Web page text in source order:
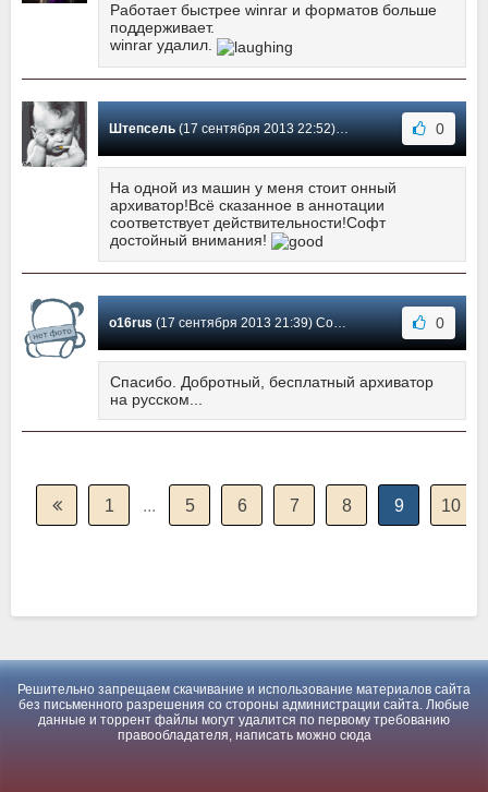
Работает быстрее winrar и форматов больше
поддерживает.
winrar удалил.
Штепсель(17 сентября 2013 22:52) Сообщение #172 0
На одной из машин у меня стоит онный
архиватор!Всё сказанное в аннотации
соответствует действительности!Софт
достойный внимания!
o16rus(17 сентября 2013 21:39) Сообщение #171 0
Спасибо. Добротный, бесплатный архиватор
на русском...
1 ... 5 6 7 8 9 10
Решительно запрещаем скачивание и использование материалов сайта
без письменного разрешения со стороны администрации сайта. Любые
данные и торрент файлы могут удалится по первому требованию
правообладателя, написать можно сюда